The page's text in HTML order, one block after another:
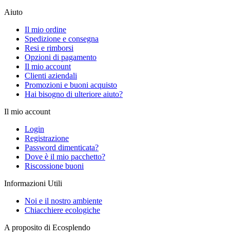
Aiuto
Il mio ordine
Spedizione e consegna
Resi e rimborsi
Opzioni di pagamento
Il mio account
Clienti aziendali
Promozioni e buoni acquisto
Hai bisogno di ulteriore aiuto?
Il mio account
Login
Registrazione
Password dimenticata?
Dove è il mio pacchetto?
Riscossione buoni
Informazioni Utili
Noi e il nostro ambiente
Chiacchiere ecologiche
A proposito di Ecosplendo